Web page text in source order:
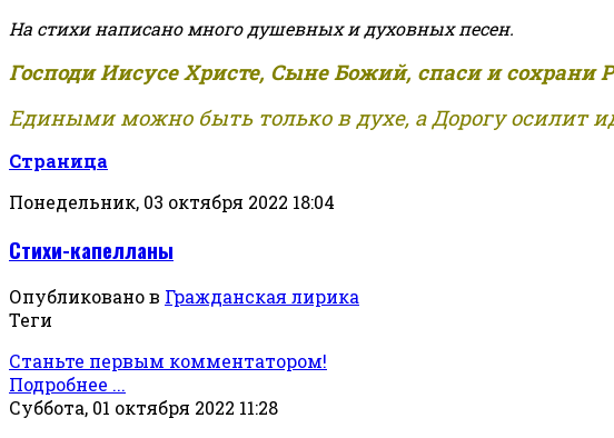
На стихи написано много душевных и духовных песен.
Господи Иисусе Христе, Сыне Божий, спаси и
Едиными можно быть только в духе, а Дорогу осилит
Страница
Понедельник, 03 октября 2022 18:04
Стихи-капелланы
Опубликовано в Гражданская лирика
Теги
Станьте первым комментатором!
Подробнее ...
Суббота, 01 октября 2022 11:28